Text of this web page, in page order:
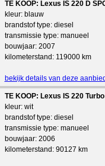
TE KOOP: Lexus IS 220 D
kleur: blauw
brandstof type: diesel
transmissie type: manueel
bouwjaar: 2007
kilometerstand: 119000 km
bekijk details van deze
TE KOOP: Lexus IS 220
kleur: wit
brandstof type: diesel
transmissie type: manueel
bouwjaar: 2006
kilometerstand: 90127 km